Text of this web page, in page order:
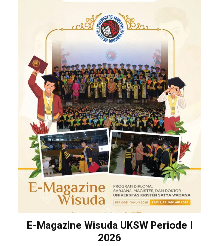
E-Magazine Wisuda UKSW Periode I
2026